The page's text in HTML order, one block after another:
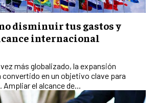
disminuir tus gastos y
internacional
más globalizado, la expansión
convertido en un objetivo clave para
el alcance de...